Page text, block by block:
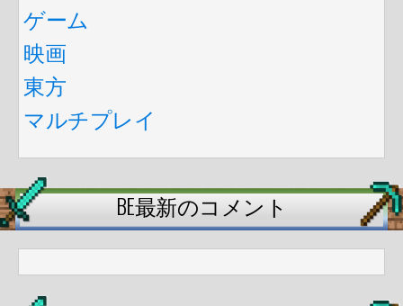
ゲーム
映画
東方
マルチプレイ
BE最新のコメント